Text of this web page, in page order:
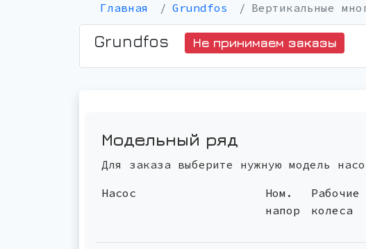
Главная Grundfos Вертикальные
Grundfos Не принимаем заказы
Модельный ряд
Для заказа выберите нужную модель
Насос
Ном.
напор
Рабочие
колеса